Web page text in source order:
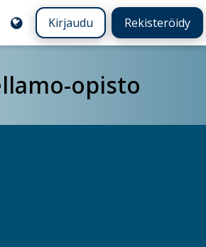
Kirjaudu Rekisteröidy
opisto